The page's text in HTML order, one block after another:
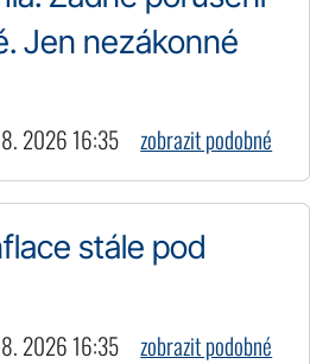
Jen nezákonné
2026 16:35 zobrazit podobné
stále pod
2026 16:35 zobrazit podobné